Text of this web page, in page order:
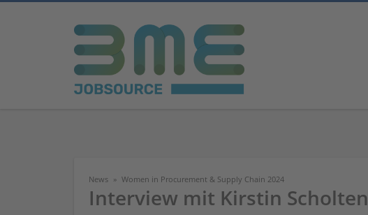
News Women in Procurement & Supply Chain 2024
Interview mit Kirstin Scholten